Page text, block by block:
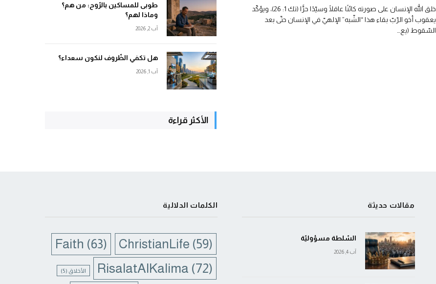
خلق الله الإنسان على صورته كائنًا عاقلًا وسيّدًا حرًّا (تك 1: 26)، ويؤكّد
يعقوب أخو الرّبّ بقاء هذا “الشّبه” الإلهيّ في الإنسان حتّى بعد
السّقوط (يع…
طوبى للمساكين بالرّوح: من هم؟
وماذا لهم؟
آب 2, 2026
هل تكفي الظّروف لنكون سعداء؟
آب 1, 2026
الأكثر قراءة
مقالات حديثة
السّلطة مسؤوليّة
آب 4, 2026
الكلمات الدلالية
ChristianLife (59)
Faith (63)
RisalatAlKalima (72) الأخلاق (5)